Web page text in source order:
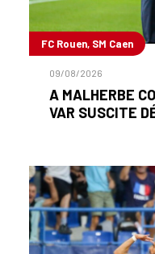
FC Rouen, SM Caen
09/08/2026
A MALHERBE
VAR SUSCITE